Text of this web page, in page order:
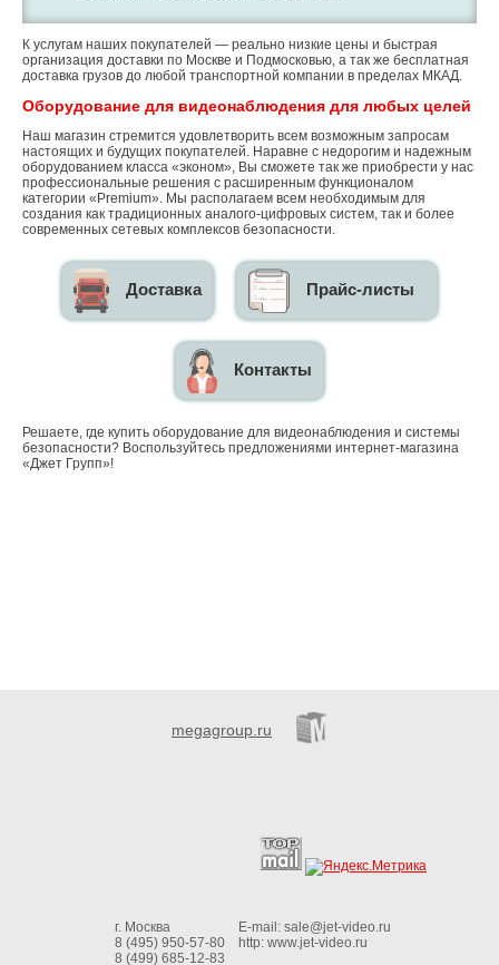
К услугам наших покупателей — реально низкие цены и быстрая
организация доставки по Москве и Подмосковью, а так же бесплатная
доставка грузов до любой транспортной компании в пределах МКАД.
Оборудование для видеонаблюдения для любых целей
Наш магазин стремится удовлетворить всем возможным запросам
настоящих и будущих покупателей. Наравне с недорогим и надежным
оборудованием класса «эконом», Вы сможете так же приобрести у нас
профессиональные решения с расширенным функционалом
категории «Premium». Мы располагаем всем необходимым для
создания как традиционных аналого-цифровых систем, так и более
современных сетевых комплексов безопасности.
Доставка Прайс-листы
Контакты
Решаете, где купить оборудование для видеонаблюдения и системы
безопасности? Воспользуйтесь предложениями интернет-магазина
«Джет Групп»!
megagroup.ru
г. Москва
8 (495) 950-57-80
8 (499) 685-12-83
E-mail: sale@jet-video.ru
http: www.jet-video.ru